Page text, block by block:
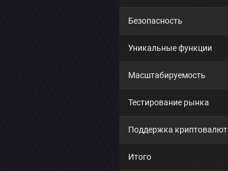
Безопасность
Уникальные функции
Масштабируемость
Тестирование рынка
Поддержка криптовалют
Итого